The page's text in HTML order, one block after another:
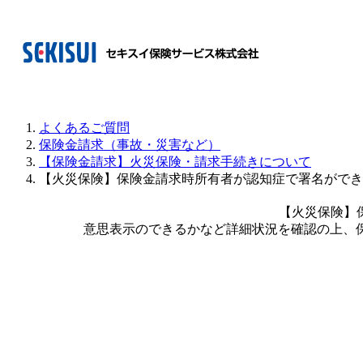
よくあるご質問
保険金請求（事故・災害など）
【保険金請求】火災保険・請求手続きについて
【火災保険】保険金請求時所有者が認知症で署名がで
【火災保険
意思表示のできるかなど詳細状況を確認の上